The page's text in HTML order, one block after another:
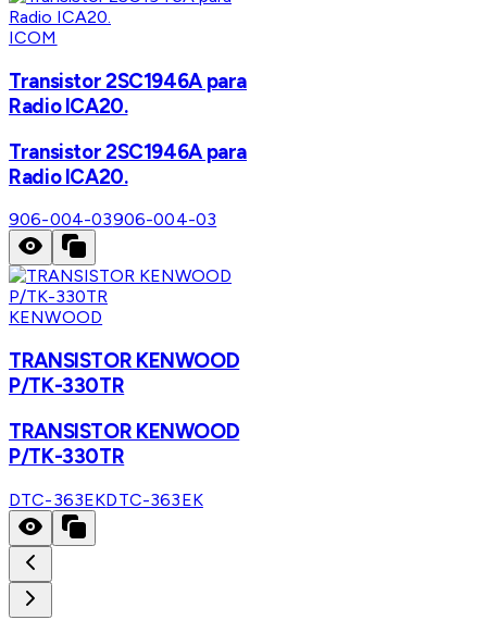
ICOM
Transistor 2SC1946A para
Radio ICA20.
Transistor 2SC1946A para
Radio ICA20.
906-004-03906-004-03
KENWOOD
TRANSISTOR KENWOOD
P/TK-330TR
TRANSISTOR KENWOOD
P/TK-330TR
DTC-363EKDTC-363EK